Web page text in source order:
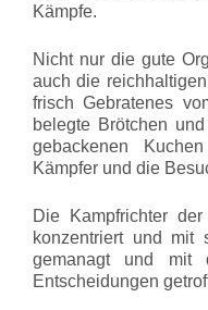
Kämpfe.
Nicht nur die gute
auch die
frisch Gebratenes
belegte Brötchen
gebackenen
Kämpfer und die
Die Kampfrichter
konzentriert und mit
gemanagt und mit
Entscheidungen